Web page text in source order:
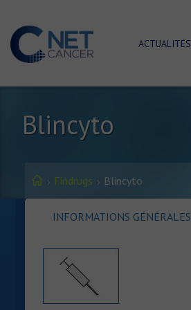
ACTUALITÉS
Blincyto
Findrugs Blincyto
INFORMATIONS GÉNÉRALES